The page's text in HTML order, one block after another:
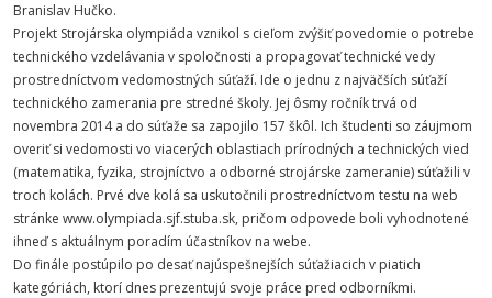
Branislav Hučko.
Projekt Strojárska olympiáda vznikol s cieľom zvýšiť povedomie o potrebe
technického vzdelávania v spoločnosti a propagovať technické vedy
prostredníctvom vedomostných súťaží. Ide o jednu z najväčších súťaží
technického zamerania pre stredné školy. Jej ôsmy ročník trvá od
novembra 2014 a do súťaže sa zapojilo 157 škôl. Ich študenti so záujmom
overiť si vedomosti vo viacerých oblastiach prírodných a technických vied
(matematika, fyzika, strojníctvo a odborné strojárske zameranie) súťažili v
troch kolách. Prvé dve kolá sa uskutočnili prostredníctvom testu na web
stránke www.olympiada.sjf.stuba.sk, pričom odpovede boli vyhodnotené
ihneď s aktuálnym poradím účastníkov na webe.
Do finále postúpilo po desať najúspešnejších súťažiacich v piatich
kategóriách, ktorí dnes prezentujú svoje práce pred odborníkmi.